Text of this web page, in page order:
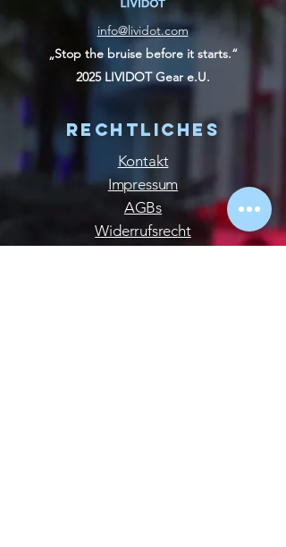
info@lividot.com
„Stop the bruise before it starts.“
2025 LIVIDOT Gear e.U.
Rechtliches
Kontakt
Impressum
AGBs
Widerrufsrecht